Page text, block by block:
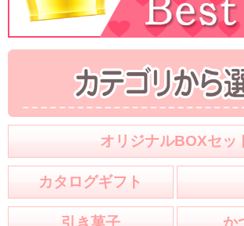
オリジナルBOXセッ
カタログギフト
引き菓子 か